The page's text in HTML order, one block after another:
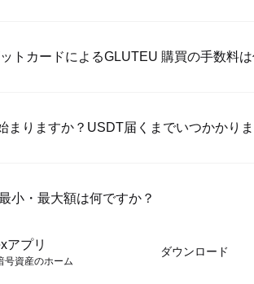
～3営業日かかる）;4）$100,000超えた大額売
トカードによるGLUTEU 購買の手数料
0.05%まで低く）が必要です。
まりますか？USDT届くまでいつかかり
分～2時間かかります。
小・最大額は何ですか？
支払方法とあなたの検証レベル次第です。ク
です。大部のP2P売手はわずかの$10の最小
ページにおける制限額説明をチェックしてくだ
アプリ
号資産のホーム
ダウンロード